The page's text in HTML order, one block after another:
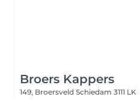
Broers Kappers
149, Broersveld Schiedam 3111 LK